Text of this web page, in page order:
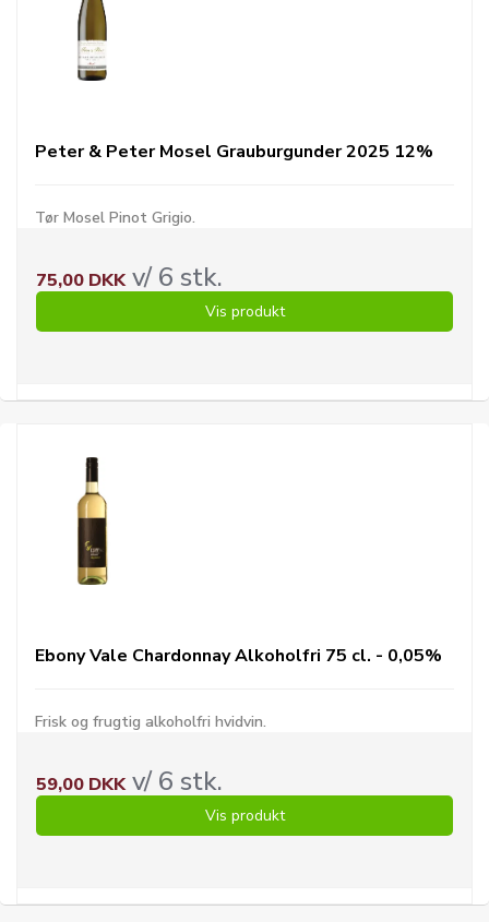
Peter & Peter Mosel Grauburgunder 2025 12%
Tør Mosel Pinot Grigio.
75,00 DKKv/ 6 stk.
Vis produkt
Ebony Vale Chardonnay Alkoholfri 75 cl. - 0,05%
Frisk og frugtig alkoholfri hvidvin.
59,00 DKKv/ 6 stk.
Vis produkt